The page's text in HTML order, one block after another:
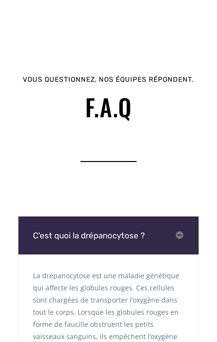
VOUS QUESTIONNEZ, NOS ÉQUIPES RÉPONDENT.
F.A.Q
C'est quoi la drépanocytose ?
La drépanocytose est une maladie génétique
qui affecte les globules rouges. Ces cellules
sont chargées de transporter l’oxygène dans
tout le corps. Lorsque les globules rouges en
forme de faucille obstruent les petits
vaisseaux sanguins, ils empêchent l’oxygène